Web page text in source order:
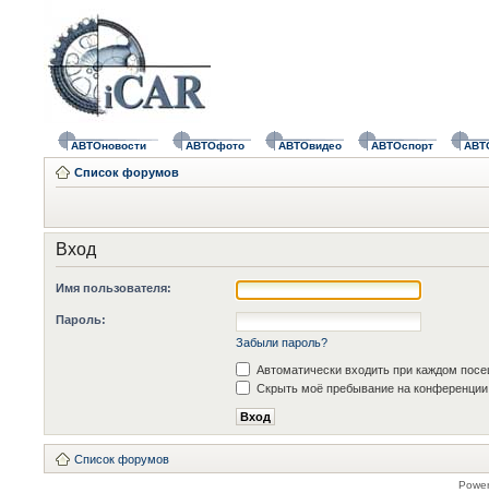
АВТОновости АВТОфото АВТОвидео АВТОспорт
Список форумов
Вход
Имя пользователя:
Пароль:
Забыли пароль?
Автоматически входить при каждом
Скрыть моё пребывание на конференции
Список форумов